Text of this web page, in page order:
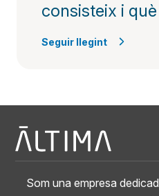
consisteix i
Seguir llegint
Som una empresa